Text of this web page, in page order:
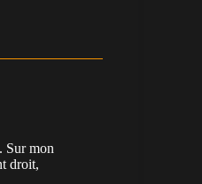
Sur mon
droit,